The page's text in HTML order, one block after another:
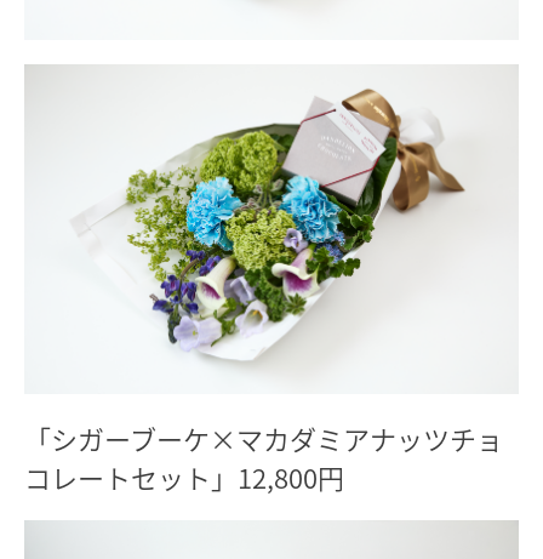
「シガーブーケ×マカダミアナッツチョ
コレートセット」12,800円